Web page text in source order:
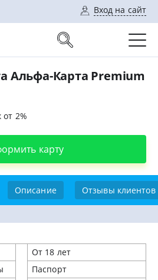
Вход на сайт
Альфа-Карта Premium
2%
карту
Описание Отзывы клиентов
От 18 лет
Паспорт